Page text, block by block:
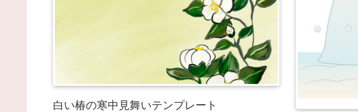
白い椿の寒中見舞いテンプレート